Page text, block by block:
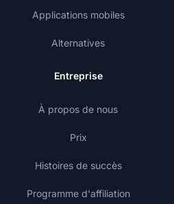
Applications mobiles
Alternatives
Entreprise
À propos de nous
Prix
Histoires de succès
Programme d'affiliation